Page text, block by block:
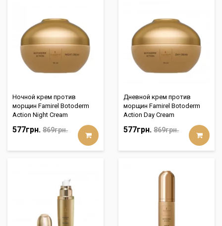
Ночной крем против
морщин Famirel Botoderm
Action Night Cream
577грн. 869грн.
Дневной крем против
морщин Famirel Botoderm
Action Day Cream
577грн. 869грн.